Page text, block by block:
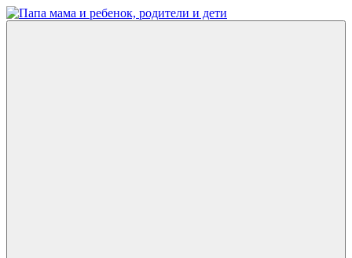
Перейти
к